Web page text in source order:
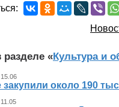
разделе «Культура и
закупили около 190